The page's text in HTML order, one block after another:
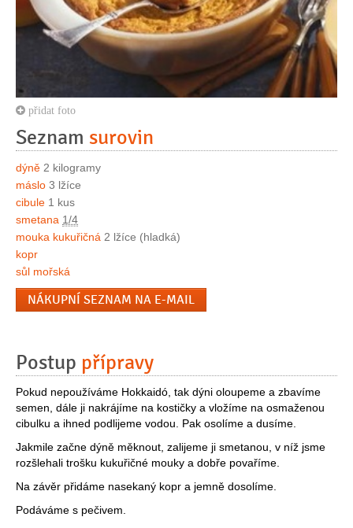
přidat foto
Seznam surovin
dýně 2 kilogramy
máslo 3 lžíce
cibule 1 kus
smetana 1/4
mouka kukuřičná 2 lžíce (hladká)
kopr
sůl mořská
NÁKUPNÍ SEZNAM NA E-MAIL
Postup přípravy
Pokud nepoužíváme Hokkaidó, tak dýni oloupeme a zbavíme
semen, dále ji nakrájíme na kostičky a vložíme na osmaženou
cibulku a ihned podlijeme vodou. Pak osolíme a dusíme.
Jakmile začne dýně měknout, zalijeme ji smetanou, v níž jsme
rozšlehali trošku kukuřičné mouky a dobře povaříme.
Na závěr přidáme nasekaný kopr a jemně dosolíme.
Podáváme s pečivem.